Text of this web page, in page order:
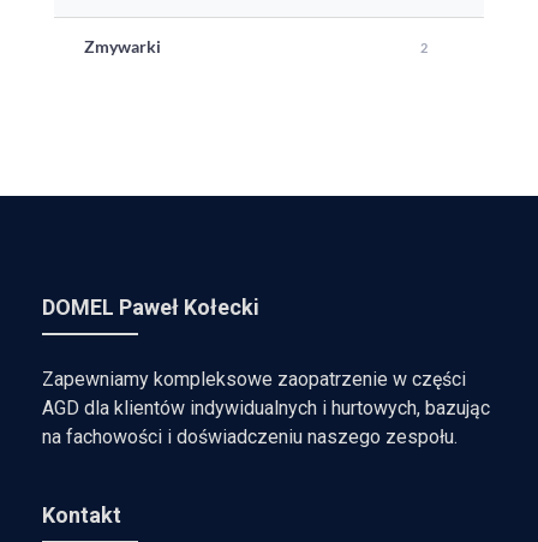
Zmywarki 2
DOMEL Paweł Kołecki
Zapewniamy kompleksowe zaopatrzenie w części
AGD dla klientów indywidualnych i hurtowych, bazując
na fachowości i doświadczeniu naszego zespołu.
Kontakt